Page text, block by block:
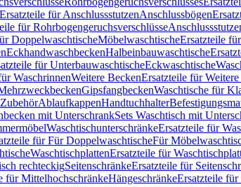
Ersatzteile für AnschlussstutzenAnschlussbögen
für Rohrbogengeruchsverschlüsse
DoppelwaschtischeMöbelwaschtischeErsatzteile
EckhandwaschbeckenHalbeinbauwaschtische
für UnterbauwaschtischeEckwaschtische
WaschrinnenWeitere BeckenErsatzteile für
GipsfangbeckenWaschtische für
ZubehörAblaufkappenHandtuchhalter
mit UnterschrankSets Waschtisch mit
WaschtischunterschränkeErsatzteile für
für Für DoppelwaschtischeFür
WaschtischplattenErsatzteile für
rechteckigSeitenschränkeErsatzteile für
für MittelhochschränkeHängeschränkeErsatzteile für